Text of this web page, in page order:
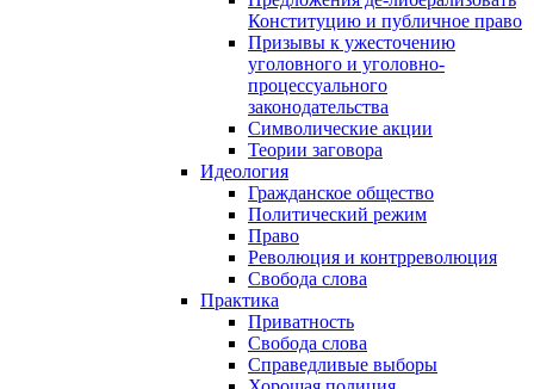
Конституцию и публичное право
Призывы к ужесточению
уголовного и уголовно-
процессуального
законодательства
Символические акции
Теории заговора
Идеология
Гражданское общество
Политический режим
Право
Революция и контрреволюция
Свобода слова
Практика
Приватность
Свобода слова
Справедливые выборы